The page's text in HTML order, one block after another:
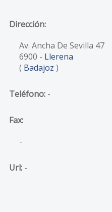
Dirección:
Av. Ancha De Sevilla 47
6900 - Llerena
( Badajoz )
Teléfono:-
Fax:
-
Url:-